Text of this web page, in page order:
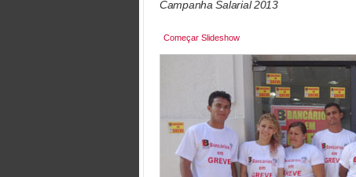
Campanha Salarial 2013
Começar Slideshow